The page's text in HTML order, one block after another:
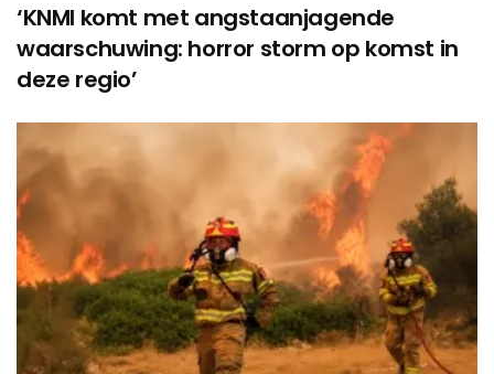
‘KNMI komt met angstaanjagende
waarschuwing: horror storm op komst in
deze regio’